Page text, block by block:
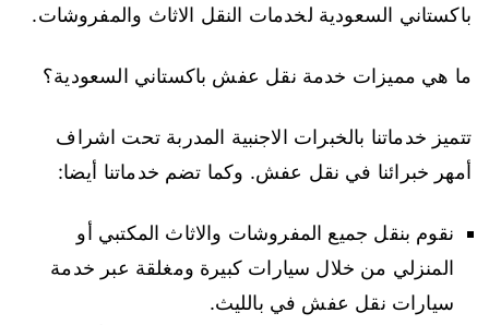
باكستاني السعودية لخدمات النقل الاثاث والمفروشات.
ما هي مميزات خدمة نقل عفش باكستاني السعودية؟
تتميز خدماتنا بالخبرات الاجنبية المدربة تحت اشراف
أمهر خبرائنا في نقل عفش. وكما تضم خدماتنا أيضا:
نقوم بنقل جميع المفروشات والاثاث المكتبي أو
المنزلي من خلال سيارات كبيرة ومغلقة عبر خدمة
سيارات نقل عفش في بالليث.